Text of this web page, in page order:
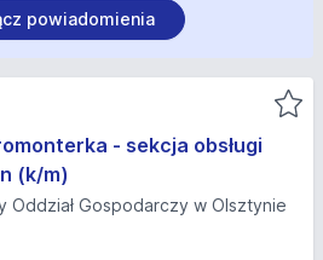
powiadomienia
- sekcja obsługi
(k/m)
Oddział Gospodarczy w Olsztynie